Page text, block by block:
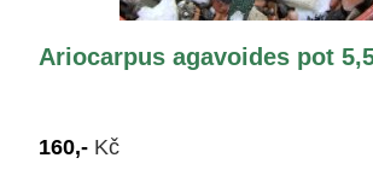
Ariocarpus agavoides pot
160,- Kč